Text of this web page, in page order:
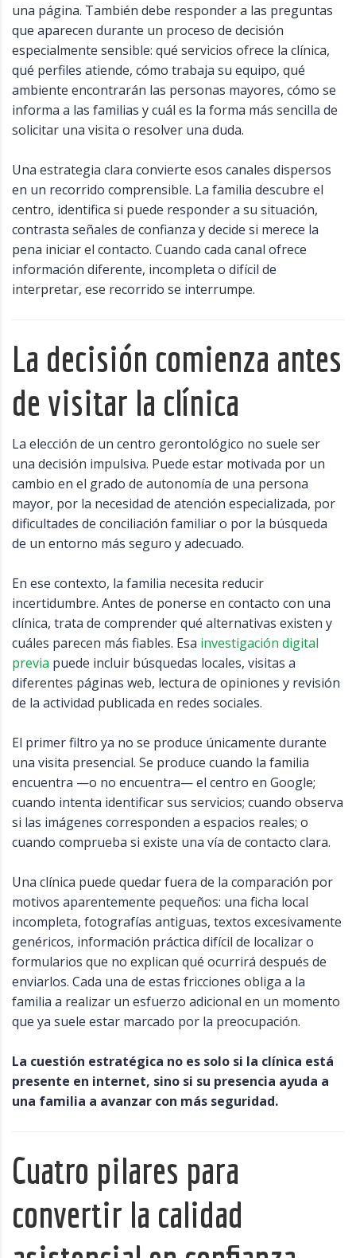
una página. También debe responder a las preguntas
que aparecen durante un proceso de decisión
especialmente sensible: qué servicios ofrece la clínica,
qué perfiles atiende, cómo trabaja su equipo, qué
ambiente encontrarán las personas mayores, cómo se
informa a las familias y cuál es la forma más sencilla de
solicitar una visita o resolver una duda.
Una estrategia clara convierte esos canales dispersos
en un recorrido comprensible. La familia descubre el
centro, identifica si puede responder a su situación,
contrasta señales de confianza y decide si merece la
pena iniciar el contacto. Cuando cada canal ofrece
información diferente, incompleta o difícil de
interpretar, ese recorrido se interrumpe.
La decisión comienza antes
de visitar la clínica
La elección de un centro gerontológico no suele ser
una decisión impulsiva. Puede estar motivada por un
cambio en el grado de autonomía de una persona
mayor, por la necesidad de atención especializada, por
dificultades de conciliación familiar o por la búsqueda
de un entorno más seguro y adecuado.
En ese contexto, la familia necesita reducir
incertidumbre. Antes de ponerse en contacto con una
clínica, trata de comprender qué alternativas existen y
cuáles parecen más fiables. Esa investigación digital
previa puede incluir búsquedas locales, visitas a
diferentes páginas web, lectura de opiniones y revisión
de la actividad publicada en redes sociales.
El primer filtro ya no se produce únicamente durante
una visita presencial. Se produce cuando la familia
encuentra —o no encuentra— el centro en Google;
cuando intenta identificar sus servicios; cuando observa
si las imágenes corresponden a espacios reales; o
cuando comprueba si existe una vía de contacto clara.
Una clínica puede quedar fuera de la comparación por
motivos aparentemente pequeños: una ficha local
incompleta, fotografías antiguas, textos excesivamente
genéricos, información práctica difícil de localizar o
formularios que no explican qué ocurrirá después de
enviarlos. Cada una de estas fricciones obliga a la
familia a realizar un esfuerzo adicional en un momento
que ya suele estar marcado por la preocupación.
La cuestión estratégica no es solo si la clínica está
presente en internet, sino si su presencia ayuda a
una familia a avanzar con más seguridad.
Cuatro pilares para
convertir la calidad